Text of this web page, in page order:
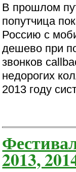
В прошлом
попутчица
Россию с
дешево при
звонков
недорогих
2013 году
2013,